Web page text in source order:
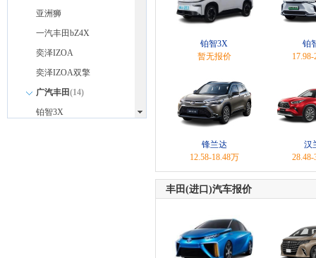
亚洲狮
一汽丰田bZ4X
奕泽IZOA
奕泽IZOA双擎
广汽丰田(14)
铂智3X
铂智3X
暂无报价
铂
锋兰达
12.58-18.48万
汉
28.48-
丰田(进口)汽车报价